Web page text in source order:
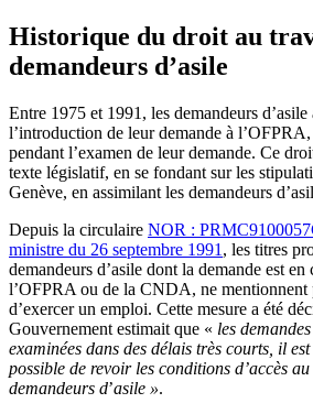
Historique du droit au
demandeurs d’asile
Entre 1975 et 1991, les demandeurs d’asile
l’introduction de leur demande à
pendant l’examen de leur demande. Ce
texte législatif, en se fondant sur les
Genève, en assimilant les demandeurs
Depuis la circulaire NOR :
ministre du 26 septembre 1991 , les titres
demandeurs d’asile dont la demande est en
l’OFPRA ou de la CNDA, ne mentionnent
d’exercer un emploi. Cette mesure a été
Gouvernement estimait que « les
examinées dans des délais très courts, il
possible de revoir les conditions d’accès
demandeurs d’asile ».